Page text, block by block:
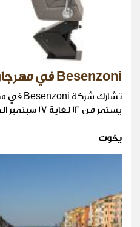
Besenzoni في مهرجان كان لليخوت 2017
يستمر من 12 لغاية 17 سبتمبر المقبل.
يخوت